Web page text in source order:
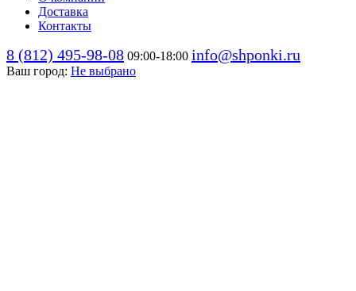
Доставка
Контакты
8 (812) 495-98-08 09:00-18:00 info@shponki.ru
Ваш город: Не выбрано